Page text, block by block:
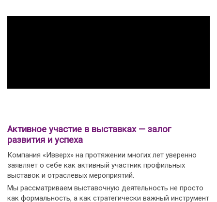
Активное участие в выставках — залог
развития и успеха
Компания «Ивверх» на протяжении многих лет уверенно
заявляет о себе как активный участник профильных
выставок и отраслевых мероприятий.
Мы рассматриваем выставочную деятельность не просто
как формальность, а как стратегически важный инструмент